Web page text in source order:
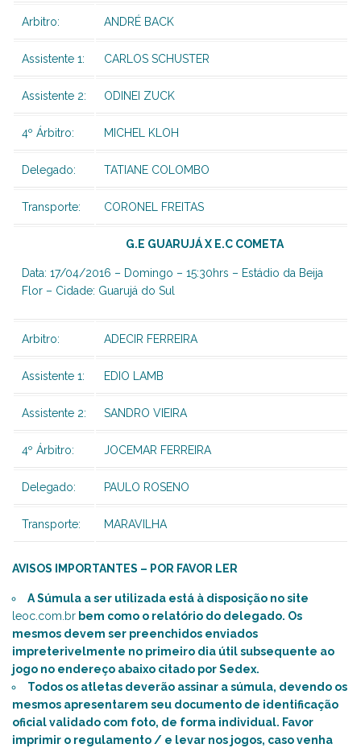
Arbitro: ANDRÉ BACK
Assistente 1: CARLOS SCHUSTER
Assistente 2: ODINEI ZUCK
4º Árbitro: MICHEL KLOH
Delegado: TATIANE COLOMBO
Transporte: CORONEL FREITAS
G.E GUARUJÁ X E.C COMETA
Data: 17/04/2016 – Domingo – 15:30hrs – Estádio da Beija
Flor – Cidade: Guarujá do Sul
Arbitro: ADECIR FERREIRA
Assistente 1: EDIO LAMB
Assistente 2: SANDRO VIEIRA
4º Árbitro: JOCEMAR FERREIRA
Delegado: PAULO ROSENO
Transporte: MARAVILHA
AVISOS IMPORTANTES – POR FAVOR LER
A Súmula a ser utilizada está à disposição no site
leoc.com.br bem como o relatório do delegado. Os
mesmos devem ser preenchidos enviados
impreterivelmente no primeiro dia útil subsequente ao
jogo no endereço abaixo citado por Sedex.
Todos os atletas deverão assinar a súmula, devendo os
mesmos apresentarem seu documento de identificação
oficial validado com foto, de forma individual. Favor
imprimir o regulamento / e levar nos jogos, caso venha